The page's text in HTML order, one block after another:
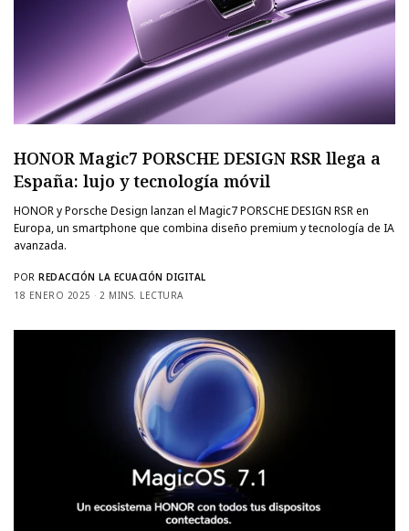
HONOR Magic7 PORSCHE DESIGN RSR llega a
España: lujo y tecnología móvil
HONOR y Porsche Design lanzan el Magic7 PORSCHE DESIGN RSR en
Europa, un smartphone que combina diseño premium y tecnología de IA
avanzada.
POR REDACCIÓN LA ECUACIÓN DIGITAL
18 ENERO 2025
2 MINS. LECTURA